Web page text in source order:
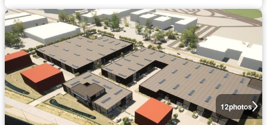
12photos